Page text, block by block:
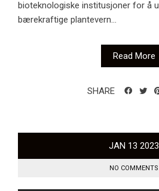
bioteknologiske institusjoner for å
bærekraftige plantevern...
Read More
SHARE
JAN 13 2023
NO COMMENTS